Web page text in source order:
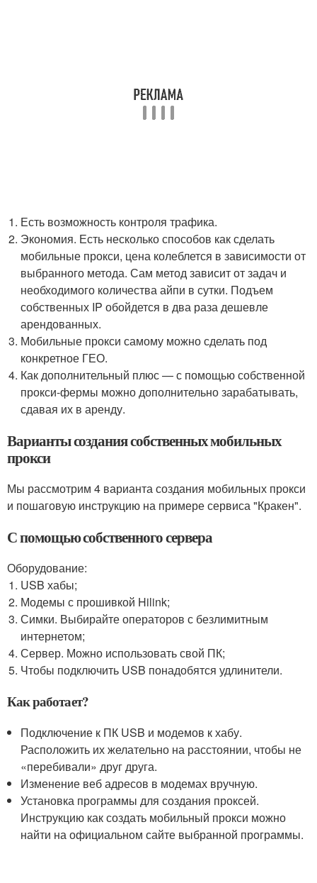
Есть возможность контроля трафика.
Экономия. Есть несколько способов как сделать
мобильные прокси, цена колеблется в зависимости от
выбранного метода. Сам метод зависит от задач и
необходимого количества айпи в сутки. Подъем
собственных IP обойдется в два раза дешевле
арендованных.
Мобильные прокси самому можно сделать под
конкретное ГЕО.
Как дополнительный плюс — с помощью собственной
прокси-фермы можно дополнительно зарабатывать,
сдавая их в аренду.
Варианты создания собственных мобильных
прокси
Мы рассмотрим 4 варианта создания мобильных прокси
и пошаговую инструкцию на примере сервиса "Кракен".
С помощью собственного сервера
Оборудование:
USB хабы;
Модемы с прошивкой Hilink;
Симки. Выбирайте операторов с безлимитным
интернетом;
Сервер. Можно использовать свой ПК;
Чтобы подключить USB понадобятся удлинители.
Как работает?
Подключение к ПК USB и модемов к хабу.
Расположить их желательно на расстоянии, чтобы не
«перебивали» друг друга.
Изменение веб адресов в модемах вручную.
Установка программы для создания проксей.
Инструкцию как создать мобильный прокси можно
найти на официальном сайте выбранной программы.